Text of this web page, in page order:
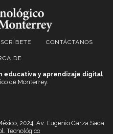
CONTÁCTANOS
DE
educativa y aprendizaje digital
de Monterrey.
2024. Av. Eugenio Garza Sada
Tecnológico